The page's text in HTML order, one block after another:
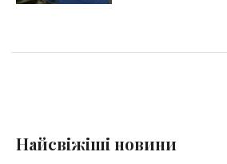
Найсвіжіші новини